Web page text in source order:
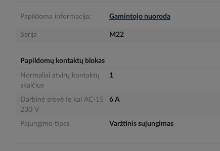
Papildoma informacija: Gamintojo nuoroda
Serija M22
Papildomų kontaktų blokas
Normaliai atvirų kontaktų
skaičius
1
Darbinė srovė Ie kai AC-15
230 V
6 A
Pajungimo tipas Varžtinis sujungimas